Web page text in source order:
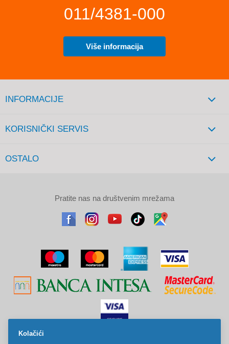
011/4381-000
Više informacija
INFORMACIJE
KORISNIČKI SERVIS
OSTALO
Kolačići
Pratite nas na društvenim mrežama